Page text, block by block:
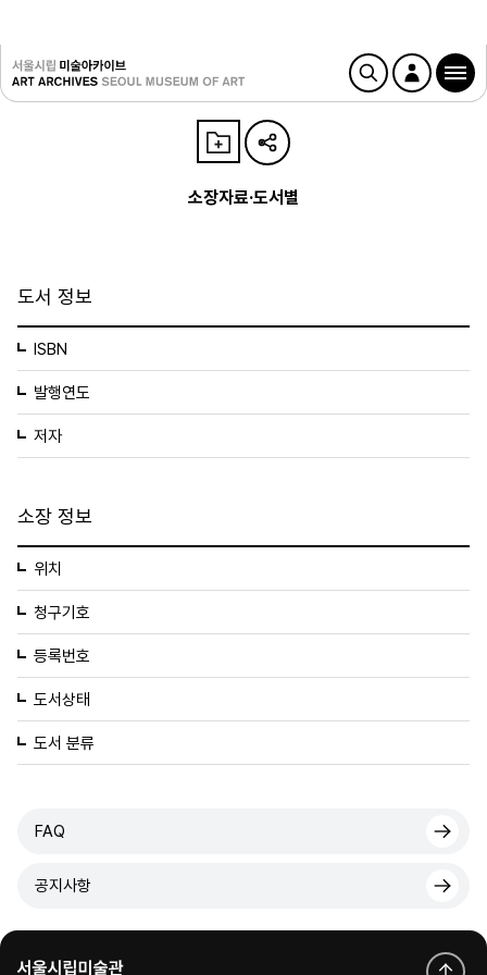
소장자료·도서별
도서 정보
ISBN
발행연도
저자
소장 정보
위치
청구기호
등록번호
도서상태
도서 분류
FAQ
공지사항